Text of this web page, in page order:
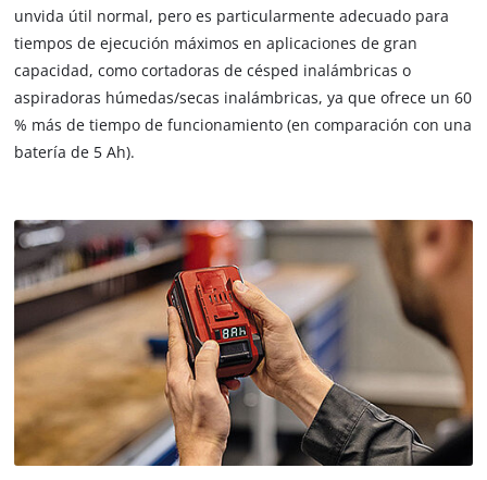
unvida útil normal, pero es particularmente adecuado para
tiempos de ejecución máximos en aplicaciones de gran
capacidad, como cortadoras de césped inalámbricas o
aspiradoras húmedas/secas inalámbricas, ya que ofrece un 60
% más de tiempo de funcionamiento (en comparación con una
batería de 5 Ah).